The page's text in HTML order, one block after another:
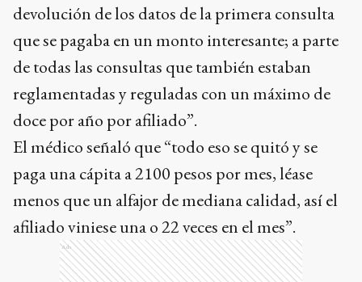
devolución de los datos de la primera consulta
que se pagaba en un monto interesante; a parte
de todas las consultas que también estaban
reglamentadas y reguladas con un máximo de
doce por año por afiliado”.
El médico señaló que “todo eso se quitó y se
paga una cápita a 2100 pesos por mes, léase
menos que un alfajor de mediana calidad, así el
afiliado viniese una o 22 veces en el mes”.
Ads